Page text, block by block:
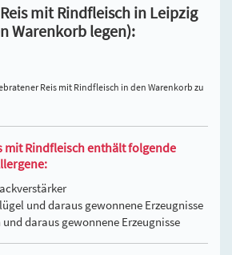
mit Rindfleisch in Leipzig
Warenkorb legen):
Reis mit Rindfleisch in den Warenkorb zu
mit Rindfleisch enthält folgende
und daraus gewonnene Erzeugnisse
daraus gewonnene Erzeugnisse